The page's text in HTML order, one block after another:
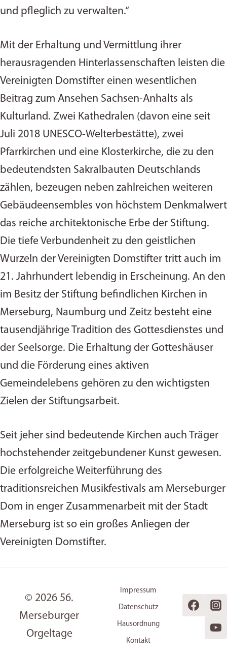
und pfleglich zu verwalten.“
Mit der Erhaltung und Vermittlung ihrer
herausragenden Hinterlassenschaften leisten die
Vereinigten Domstifter einen wesentlichen
Beitrag zum Ansehen Sachsen-Anhalts als
Kulturland. Zwei Kathedralen (davon eine seit
Juli 2018 UNESCO-Welterbestätte), zwei
Pfarrkirchen und eine Klosterkirche, die zu den
bedeutendsten Sakralbauten Deutschlands
zählen, bezeugen neben zahlreichen weiteren
Gebäudeensembles von höchstem Denkmalwert
das reiche architektonische Erbe der Stiftung.
Die tiefe Verbundenheit zu den geistlichen
Wurzeln der Vereinigten Domstifter tritt auch im
21. Jahrhundert lebendig in Erscheinung. An den
im Besitz der Stiftung befindlichen Kirchen in
Merseburg, Naumburg und Zeitz besteht eine
tausendjährige Tradition des Gottesdienstes und
der Seelsorge. Die Erhaltung der Gotteshäuser
und die Förderung eines aktiven
Gemeindelebens gehören zu den wichtigsten
Zielen der Stiftungsarbeit.
Seit jeher sind bedeutende Kirchen auch Träger
hochstehender zeitgebundener Kunst gewesen.
Die erfolgreiche Weiterführung des
traditionsreichen Musikfestivals am Merseburger
Dom in enger Zusammenarbeit mit der Stadt
Merseburg ist so ein großes Anliegen der
Vereinigten Domstifter.
© 2026 56.
Merseburger
Orgeltage
Impressum
Datenschutz
Hausordnung
Kontakt